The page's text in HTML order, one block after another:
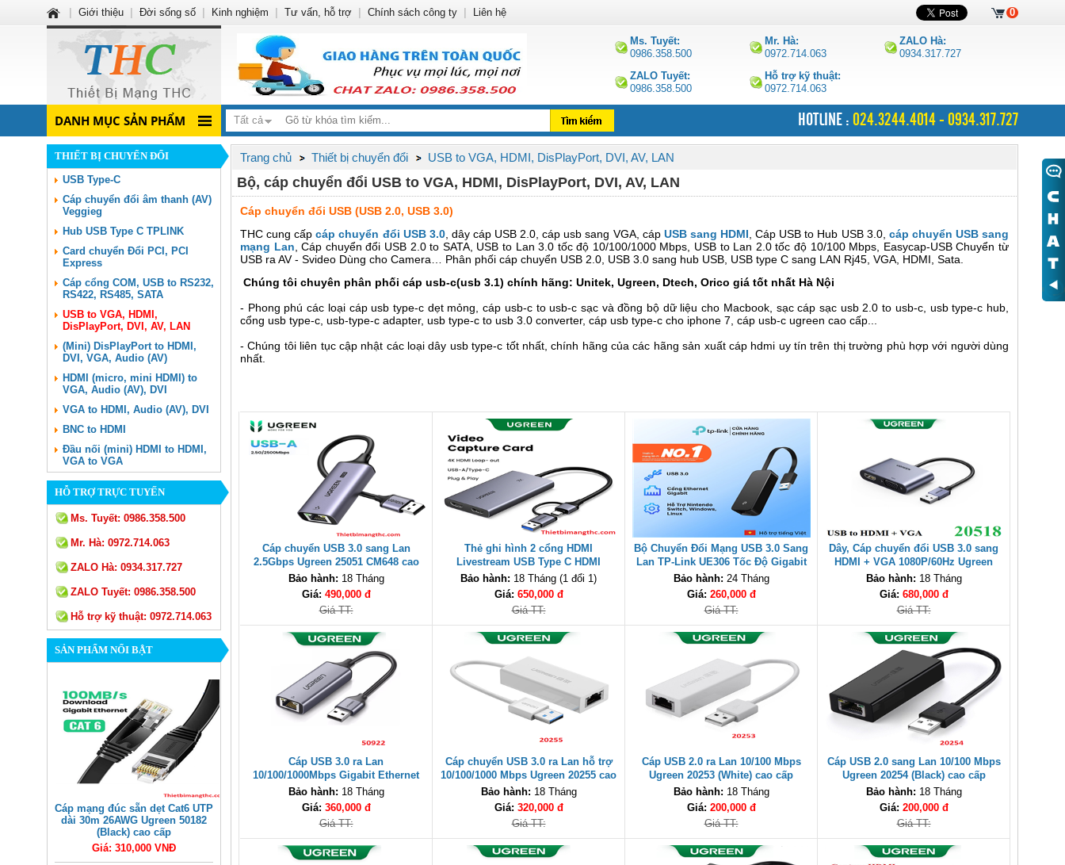
Ms. Tuyết:
0986.358.500
Mr. Hà:
0972.714.063
ZALO Hà:
0934.317.727
ZALO Tuyết:
0986.358.500
Hỗ trợ kỹ thuật:
0972.714.063
DANH MỤC SẢN PHẨM Tất cả HOTLINE : 024.3244.4014 - 0934.317.727
THIẾT BỊ CHUYỂN ĐỔI
USB Type-C
Cáp chuyển đổi âm thanh (AV)
Veggieg
Hub USB Type C TPLINK
Card chuyển Đổi PCI, PCI
Express
Cáp cổng COM, USB to RS232,
RS422, RS485, SATA
USB to VGA, HDMI,
DisPlayPort, DVI, AV, LAN
(Mini) DisPlayPort to HDMI,
DVI, VGA, Audio (AV)
HDMI (micro, mini HDMI) to
VGA, Audio (AV), DVI
VGA to HDMI, Audio (AV), DVI
BNC to HDMI
Đầu nối (mini) HDMI to HDMI,
VGA to VGA
HỖ TRỢ TRỰC TUYẾN
Ms. Tuyết: 0986.358.500
Mr. Hà: 0972.714.063
ZALO Hà: 0934.317.727
ZALO Tuyết: 0986.358.500
Hỗ trợ kỹ thuật: 0972.714.063
SẢN PHẨM NỔI BẬT
Cáp mạng đúc sẵn dẹt Cat6 UTP
dài 30m 26AWG Ugreen 50182
(Black) cao cấp
Giá: 310,000 VNĐ
Trang chủ Thiết bị chuyển đổi USB to VGA, HDMI, DisPlayPort, DVI, AV, LAN
Bộ, cáp chuyển đổi USB to VGA, HDMI, DisPlayPort, DVI, AV, LAN
Cáp chuyển đổi USB (USB 2.0, USB 3.0)
THC cung cấp cáp chuyển đổi USB 3.0, dây cáp USB 2.0, cáp usb sang VGA, cáp USB sang HDMI , Cáp USB to Hub USB 3.0, cáp chuyển USB sang
mạng Lan , Cáp chuyển đổi USB 2.0 to SATA, USB to Lan 3.0 tốc độ 10/100/1000 Mbps, USB to Lan 2.0 tốc độ 10/100 Mbps, Easycap-USB Chuyển từ
USB ra AV - Svideo Dùng cho Camera… Phân phối cáp chuyển USB 2.0, USB 3.0 sang hub USB, USB type C sang LAN Rj45, VGA, HDMI, Sata.
Chúng tôi chuyên phân phối cáp usb-c(usb 3.1) chính hãng: Unitek, Ugreen, Dtech, Orico giá tốt nhất Hà Nội
- Phong phú các loại cáp usb type-c dẹt mỏng, cáp usb-c to usb-c sạc và đồng bộ dữ liệu cho Macbook, sạc cáp sạc usb 2.0 to usb-c, usb type-c hub,
cổng usb type-c, usb-type-c adapter, usb type-c to usb 3.0 converter, cáp usb type-c cho iphone 7, cáp usb-c ugreen cao cấp...
- Chúng tôi liên tục cập nhật các loại dây usb type-c tốt nhất, chính hãng của các hãng sản xuất cáp hdmi uy tín trên thị trường phù hợp với người dùng
nhất.
Cáp chuyển USB 3.0 sang Lan
2.5Gbps Ugreen 25051 CM648 cao
cấp
Bảo hành: 18 Tháng
Giá: 490,000 đ
Giá TT:
Thẻ ghi hình 2 cổng HDMI
Livestream USB Type C HDMI
4K@30Hz Ugreen CM726- 25773 cao
cấp
Bảo hành: 18 Tháng (1 đổi 1)
Giá: 650,000 đ
Giá TT:
Bộ Chuyển Đổi Mạng USB 3.0 Sang
Lan TP-Link UE306 Tốc Độ Gigabit
1000Mbps cao cấp
Bảo hành: 24 Tháng
Giá: 260,000 đ
Giá TT:
Dây, Cáp chuyển đổi USB 3.0 sang
HDMI + VGA 1080P/60Hz Ugreen
20518 cao cấp
Bảo hành: 18 Tháng
Giá: 680,000 đ
Giá TT:
Cáp USB 3.0 ra Lan
10/100/1000Mbps Gigabit Ethernet
Ugreen 50922 cao cấp
Bảo hành: 18 Tháng
Giá: 360,000 đ
Giá TT:
Cáp chuyển USB 3.0 ra Lan hỗ trợ
10/100/1000 Mbps Ugreen 20255 cao
cấp
Bảo hành: 18 Tháng
Giá: 320,000 đ
Giá TT:
Cáp USB 2.0 ra Lan 10/100 Mbps
Ugreen 20253 (White) cao cấp
Bảo hành: 18 Tháng
Giá: 200,000 đ
Giá TT:
Cáp USB 2.0 sang Lan 10/100 Mbps
Ugreen 20254 (Black) cao cấp
Bảo hành: 18 Tháng
Giá: 200,000 đ
Giá TT:
0
Giới thiệu Đời sống số Kinh nghiệm Tư vấn, hỗ trợ Chính sách công ty Liên hệ